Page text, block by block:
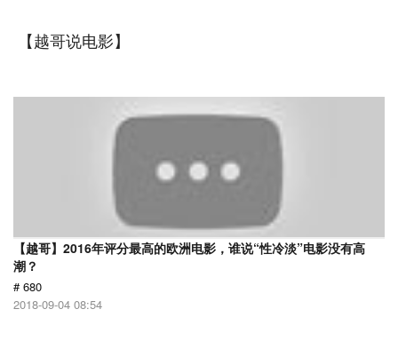
【越哥说电影】
【越哥】2016年评分最高的欧洲电影，谁说“性冷淡”电影没有高
潮？
# 680
2018-09-04 08:54